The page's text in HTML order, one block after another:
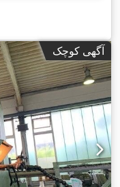
آگهی کوچک